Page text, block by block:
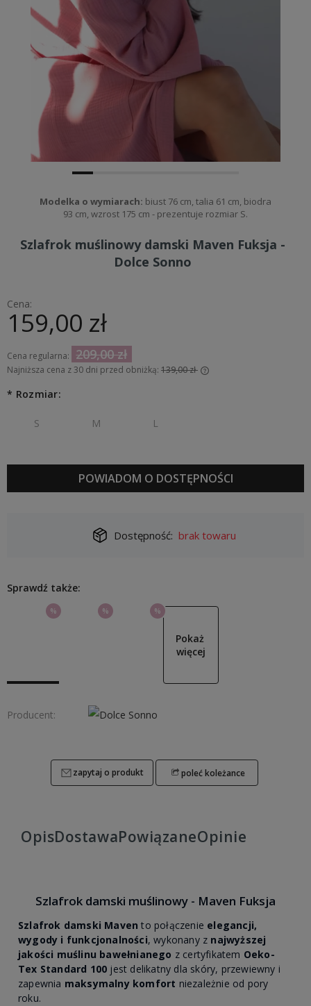
Modelka o wymiarach: biust 76 cm, talia 61 cm, biodra
93 cm, wzrost 175 cm - prezentuje rozmiar S.
Szlafrok muślinowy damski Maven Fuksja -
Dolce Sonno
Cena:
159,00 zł
Cena regularna: 209,00 zł
Najniższa cena z 30 dni przed obniżką: 139,00 zł
jest najniższa cena od momentu, kiedy produkt pojawił się w
* Rozmiar:
S M L
POWIADOM O DOSTĘPNOŚCI
Dostępność: brak towaru
Sprawdź także:
% % %
Pokaż
więcej
Producent:
zapytaj o produkt poleć koleżance
OpisDostawaPowiązaneOpinie
Szlafrok damski muślinowy - Maven Fuksja
Szlafrok damski Maven to połączenie elegancji,
wygody i funkcjonalności, wykonany z najwyższej
jakości muślinu bawełnianego z certyfikatem Oeko-
Tex Standard 100 jest delikatny dla skóry, przewiewny i
zapewnia maksymalny komfort niezależnie od pory
roku.